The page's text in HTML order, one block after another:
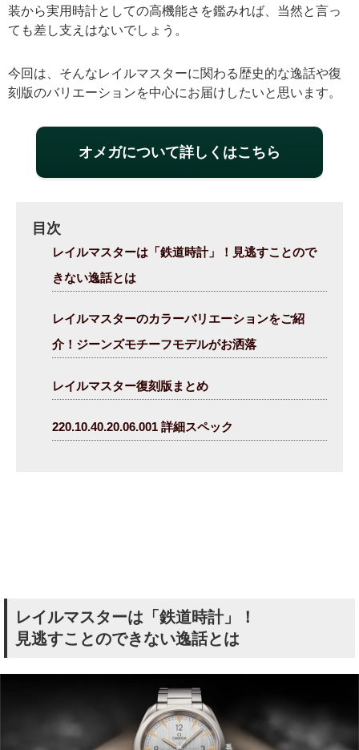
装から実用時計としての高機能さを鑑みれば、当然と言っ
ても差し支えはないでしょう。
今回は、そんなレイルマスターに関わる歴史的な逸話や復
刻版のバリエーションを中心にお届けしたいと思います。
オメガについて詳しくはこちら
目次
レイルマスターは「鉄道時計」！見逃すことので
きない逸話とは
レイルマスターのカラーバリエーションをご紹
介！ジーンズモチーフモデルがお洒落
レイルマスター復刻版まとめ
220.10.40.20.06.001 詳細スペック
レイルマスターは「鉄道時計」！
見逃すことのできない逸話とは